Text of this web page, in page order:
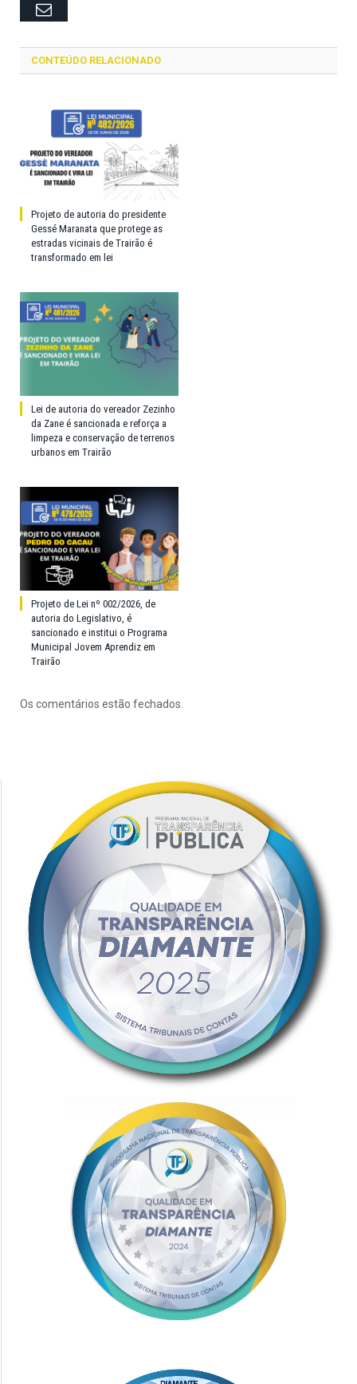
Email
CONTEÚDO RELACIONADO
Projeto de autoria do presidente
Gessé Maranata que protege as
estradas vicinais de Trairão é
transformado em lei
Lei de autoria do vereador Zezinho
da Zane é sancionada e reforça a
limpeza e conservação de terrenos
urbanos em Trairão
Projeto de Lei nº 002/2026, de
autoria do Legislativo, é
sancionado e institui o Programa
Municipal Jovem Aprendiz em
Trairão
Os comentários estão fechados.